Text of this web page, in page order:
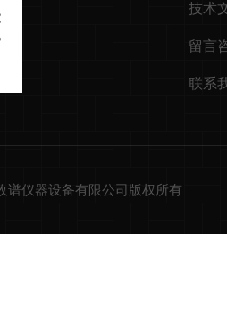
技术
留言
联系
谱仪器设备有限公司版权所有